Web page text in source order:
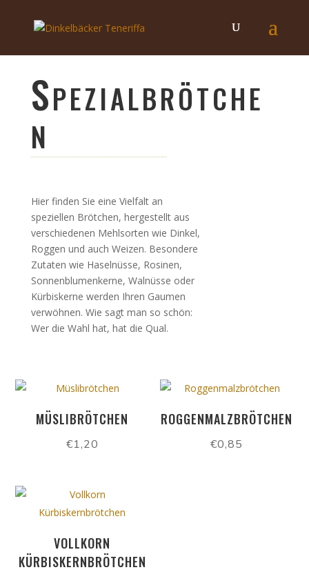
Spezialbrötche
n
Hier finden Sie eine Vielfalt an
speziellen Brötchen, hergestellt aus
verschiedenen Mehlsorten wie Dinkel,
Roggen und auch Weizen. Besondere
Zutaten wie Haselnüsse, Rosinen,
Sonnenblumenkerne, Walnüsse oder
Kürbiskerne werden Ihren Gaumen
verwöhnen. Wie sagt man so schön:
Wer die Wahl hat, hat die Qual.
MÜSLIBRÖTCHEN
€1,20
ROGGENMALZBRÖTCHEN
€0,85
VOLLKORN
KÜRBISKERNBRÖTCHEN